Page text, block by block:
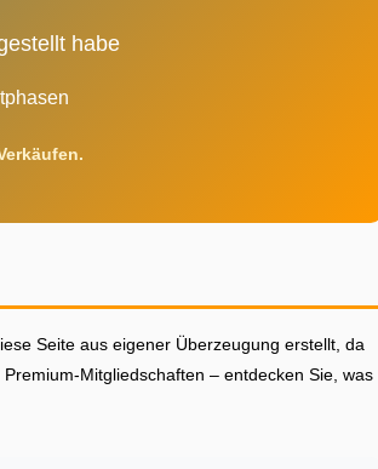
habe
Seite aus eigener Überzeugung erstellt, da
Mitgliedschaften – entdecken Sie, was